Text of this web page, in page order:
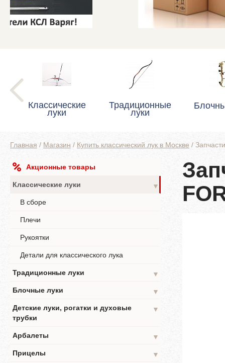
Классические
луки
Традиционные
луки
Главная / Магазин / Купить классический лук в Москве /
Акционные товары
Классические луки
▼
В сборе
Плечи
Рукоятки
Детали для классического лука
Традиционные луки
▼
Блочные луки
▼
Детские луки, рогатки и духовые
трубки
▼
Арбалеты
▼
Прицелы
▼